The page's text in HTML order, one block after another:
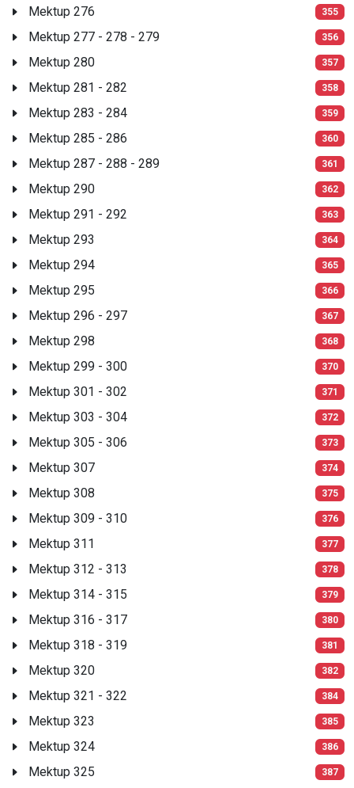
Mektup 276 355
Mektup 277 - 278 - 279 356
Mektup 280 357
Mektup 281 - 282 358
Mektup 283 - 284 359
Mektup 285 - 286 360
Mektup 287 - 288 - 289 361
Mektup 290 362
Mektup 291 - 292 363
Mektup 293 364
Mektup 294 365
Mektup 295 366
Mektup 296 - 297 367
Mektup 298 368
Mektup 299 - 300 370
Mektup 301 - 302 371
Mektup 303 - 304 372
Mektup 305 - 306 373
Mektup 307 374
Mektup 308 375
Mektup 309 - 310 376
Mektup 311 377
Mektup 312 - 313 378
Mektup 314 - 315 379
Mektup 316 - 317 380
Mektup 318 - 319 381
Mektup 320 382
Mektup 321 - 322 384
Mektup 323 385
Mektup 324 386
Mektup 325 387